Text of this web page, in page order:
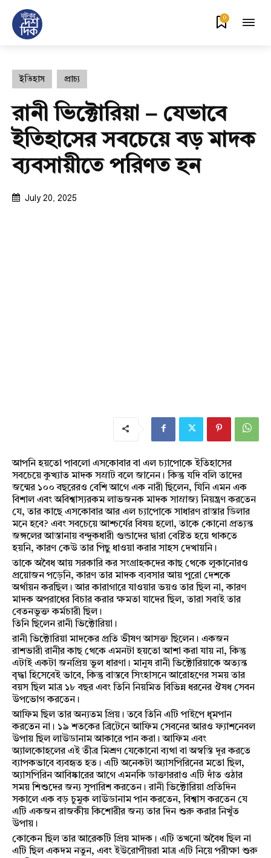
0
ইতিহাস প্রাচ্য
রানী ভিক্টোরিয়া – যেভাবে
ইতিহাসের সবচেয়ে বড় মাদক
ব্যবসায়ীতে পরিণত হন
July 20, 2025
আপনি হয়তো পাবলো এসকোবার বা এল চ্যাপোকে ইতিহাসের
সবচেয়ে কুখ্যাত মাদক সম্রাট বলে জানেন। কিন্তু যদি বলি তাদের
জন্মের ১০০ বছরেরও বেশি আগে এক নারী ছিলেন, যিনি এমন এক
বিশাল এবং অবিশ্বাস্যরকম লাভজনক মাদক সাম্রাজ্য নিয়ন্ত্রণ করতেন
যে, তার কাছে এসকোবার আর এল চ্যাপোকে সাধারণ রাস্তার ডিলার
মনে হবে? এবং সবচেয়ে আশ্চর্যের বিষয় হলো, তাকে কোনো প্রত্যন্ত
জঙ্গলের আস্তানায় বন্দুকধারী গুন্ডাদের দ্বারা বেষ্টিত হয়ে থাকতে
হয়নি, কারণ কেউ তার পিছু ধাওয়া করার সাহস দেখায়নি।
তাকে অবৈধ আয় সরকারি কর সংগ্রাহকদের কাছ থেকে লুকানোরও
প্রয়োজন পড়েনি, কারণ তার মাদক ব্যবসার আয় পুরো দেশকে
অর্থায়ন করছিল। আর কারাগারে যাওয়ার ভয়ও তার ছিল না, কারণ
মাদক অপরাধের বিচার করার ক্ষমতা যাদের ছিল, তারা সবাই তার
বেতনভুক্ত কর্মচারী ছিল।
তিনি ছিলেন রানী ভিক্টোরিয়া।
রানী ভিক্টোরিয়া মাদকের প্রতি ভীষণ আসক্ত ছিলেন। একজন
রাশভারী রানীর কাছ থেকে এমনটা হয়তো আশা করা যায় না, কিন্তু
এটাই একটা জনপ্রিয় ভুল ধারণা। মানুষ রানী ভিক্টোরিয়াকে অত্যন্ত
বৃদ্ধা হিসেবেই ভাবে, কিন্তু বাস্তবে সিংহাসনে আরোহণের সময় তার
বয়স ছিল মাত্র ১৮ বছর এবং তিনি নিয়মিত বিভিন্ন ধরনের ঔষধ সেবন
উপভোগ করতেন।
আফিম ছিল তার অন্যতম প্রিয়। তবে তিনি এটি পাইপে ধূমপান
করতেন না। ১৯ শতকের ব্রিটেনে আফিম সেবনের আরও ফ্যাশনেবল
উপায় ছিল লাউডানাম আকারে পান করা। আফিম এবং
অ্যালকোহলের এই তীব্র মিশ্রণ যেকোনো ব্যথা বা অস্বস্তি দূর করতে
ব্যাপকভাবে ব্যবহৃত হত। এটি অনেকটা অ্যাসপিরিনের মতো ছিল,
অ্যাসপিরিন আবিষ্কারের আগে এমনকি ডাক্তাররাও এটি দাঁত ওঠার
সময় শিশুদের জন্য সুপারিশ করতেন। রানী ভিক্টোরিয়া প্রতিদিন
সকালে এক বড় চুমুক লাউডানাম পান করতেন, বিশ্বাস করতেন যে
এটি একজন রাজকীয় কিশোরীর জন্য তার দিন শুরু করার নিখুঁত
উপায়।
কোকেন ছিল তার আরেকটি প্রিয় মাদক। এটি তখনো অবৈধ ছিল না
এটি ছিল একদম নতুন, এবং ইউরোপীয়রা মাত্র এটি নিয়ে পরীক্ষা শুরু